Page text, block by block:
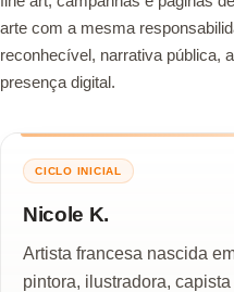
arte com a mesma
reconhecível, narrativa pública,
presença digital.
CICLO INICIAL
Nicole K.
Artista francesa nascida
pintora, ilustradora,